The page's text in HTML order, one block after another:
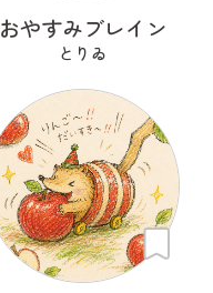
おやすみブレイン
とりゐ